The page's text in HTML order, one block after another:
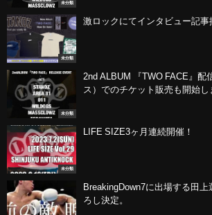
未分類
未分類
激ロックにてインタビュー記事
未分類
2nd ALBUM 『TWO FACE』配
ス）でのチケット販売も開始し
未分類
LIFE SIZE3ヶ月連続開催！
BreakingDown7に出場する田
ろし決定。